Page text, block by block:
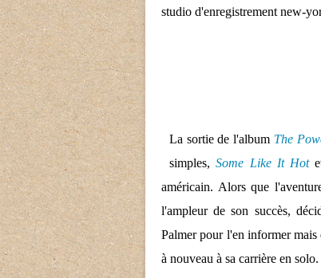
studio d'enregistrement new-
La sortie de l'album The
simples,Some Like It Hot
américain. Alors que
l'ampleur de son succès,
Palmer pour l'en informer
à nouveau à sa carrière en solo.